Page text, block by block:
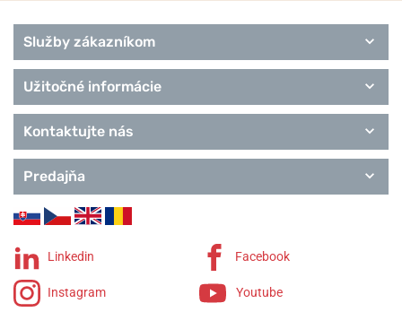
Služby zákazníkom
Užitočné informácie
Kontaktujte nás
Predajňa
Linkedin Facebook
Instagram Youtube